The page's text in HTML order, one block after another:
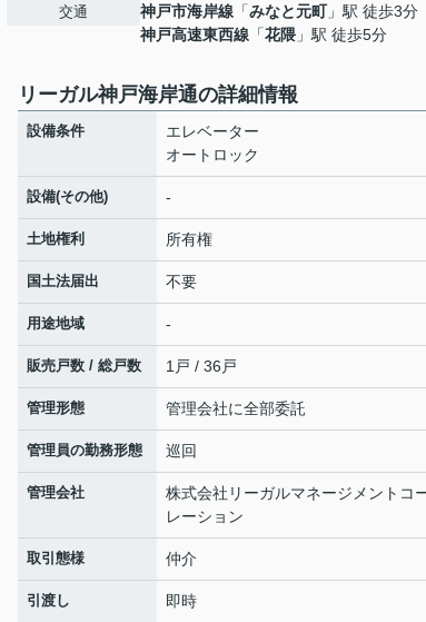
交通
神戸市海岸線 「みなと元町」駅 徒歩3分
神戸高速東西線 「花隈 」駅 徒歩5分
リーガル神戸海岸通の詳細情報
設備条件
エレベーター
オートロック
設備(その他) -
土地権利 所有権
国土法届出 不要
用途地域 -
販売戸数 / 総戸数 1戸 / 36戸
管理形態 管理会社に全部委託
管理員の勤務形態 巡回
管理会社
株式会社リーガルマネージメントコ
レーション
取引態様 仲介
引渡し 即時